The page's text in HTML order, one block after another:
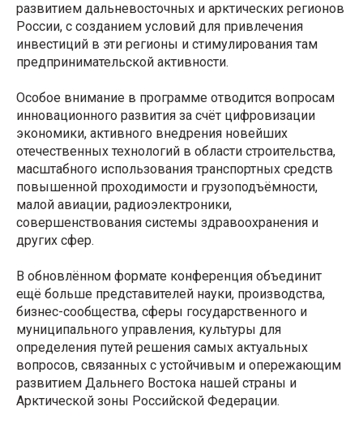
развитием дальневосточных и арктических регионов
России, с созданием условий для привлечения
инвестиций в эти регионы и стимулирования там
предпринимательской активности.
Особое внимание в программе отводится вопросам
инновационного развития за счёт цифровизации
экономики, активного внедрения новейших
отечественных технологий в области строительства,
масштабного использования транспортных средств
повышенной проходимости и грузоподъёмности,
малой авиации, радиоэлектроники,
совершенствования системы здравоохранения и
других сфер.
В обновлённом формате конференция объединит
ещё больше представителей науки, производства,
бизнес-сообщества, сферы государственного и
муниципального управления, культуры для
определения путей решения самых актуальных
вопросов, связанных с устойчивым и опережающим
развитием Дальнего Востока нашей страны и
Арктической зоны Российской Федерации.